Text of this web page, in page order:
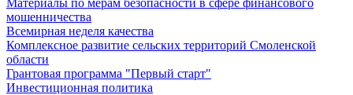
мошенничества
Всемирная неделя качества
Комплексное развитие сельских территорий Смоленской
области
Грантовая программа "Первый старт"
Инвестиционная политика